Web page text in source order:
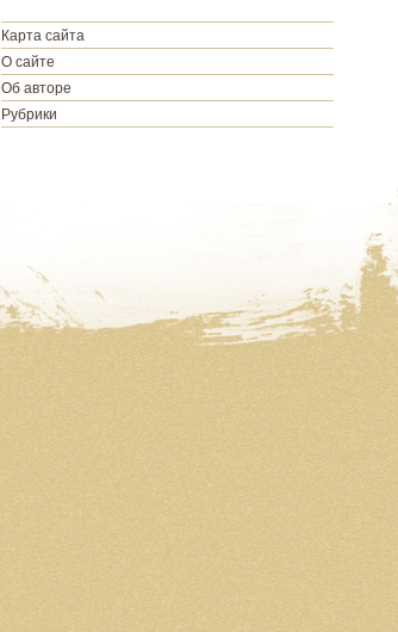
Карта сайта
О сайте
Об авторе
Рубрики